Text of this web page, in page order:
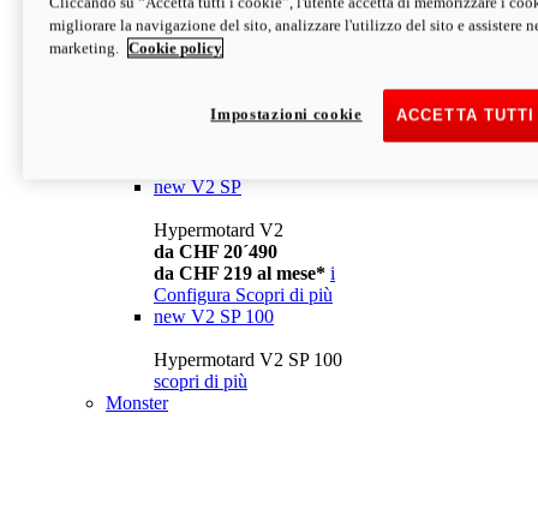
da CHF 13´990
Configura Scopri di più
newV2
da CHF 15´990
new V2 SP
Hypermotard V2
da CHF 20´490
da CHF 219 al mese* i
Configura Scopri di più
new V2 SP 100
Hypermotard V2 SP 100
scopri di più
Monster
migliorare la navigazione del sito, analizzare l'utilizzo del sito e assistere
marketing.
Cookie policy
ACCETTA
Impostazioni cookie